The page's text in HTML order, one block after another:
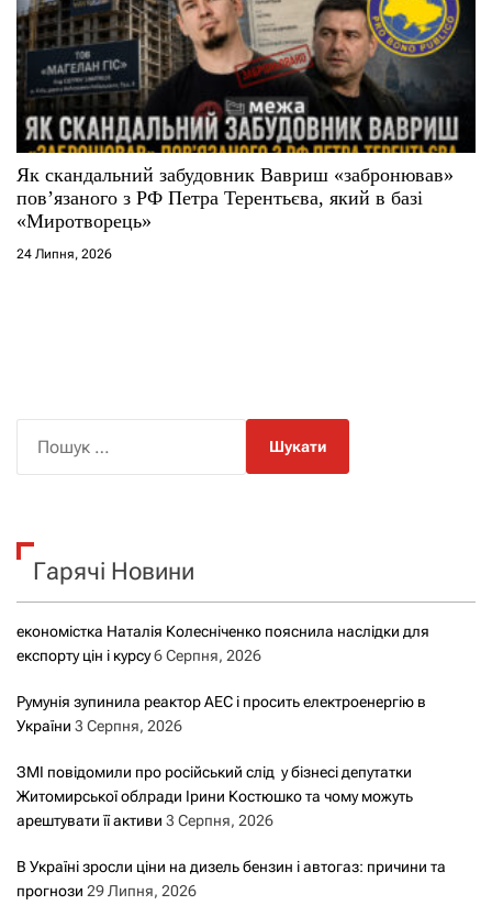
Як скандальний забудовник Вавриш «забронював»
повʼязаного з РФ Петра Терентьєва, який в базі
«Миротворець»
24 Липня, 2026
к
Гарячі Новини
економістка Наталія Колесніченко пояснила наслідки для
експорту цін і курсу6 Серпня, 2026
Румунія зупинила реактор АЕС і просить електроенергію в
України 3 Серпня, 2026
ЗМІ повідомили про російський слід у бізнесі депутатки
Житомирської облради Ірини Костюшко та чому можуть
арештувати її активи 3 Серпня, 2026
В Україні зросли ціни на дизель бензин і автогаз: причини та
прогнози 29 Липня, 2026